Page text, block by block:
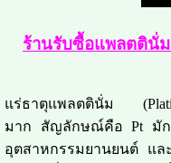
ร้านรับซื้อแพลตตินั่
แร่ธาตุแพลตตินั่ม
มาก สัญลักษณ์คือ Pt มัก
อุตสาหกรรมยานยนต์ แล